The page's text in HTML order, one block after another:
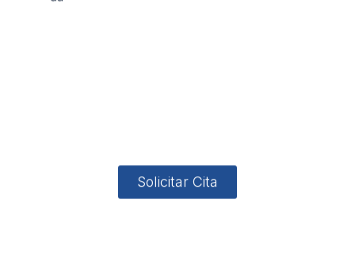
Solicitar Cita